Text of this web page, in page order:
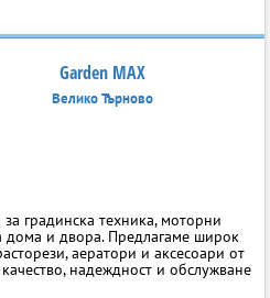
Garden MAX
Велико Търново
градинска техника, моторни
дома и двора. Предлагаме широк
аератори и аксесоари от
надеждност и обслужване